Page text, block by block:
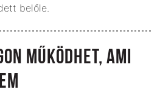
belőle.
MŰKÖDHET, AMI